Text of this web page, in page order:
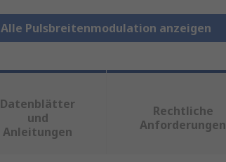
Alle Pulsbreitenmodulation anzeigen
Datenblätter
und
Anleitungen
Rechtliche
Anforderungen